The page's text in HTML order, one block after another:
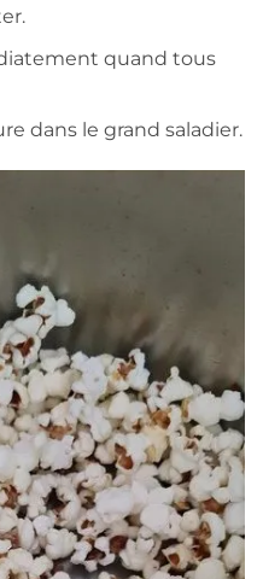
quand tous
dans le grand saladier.